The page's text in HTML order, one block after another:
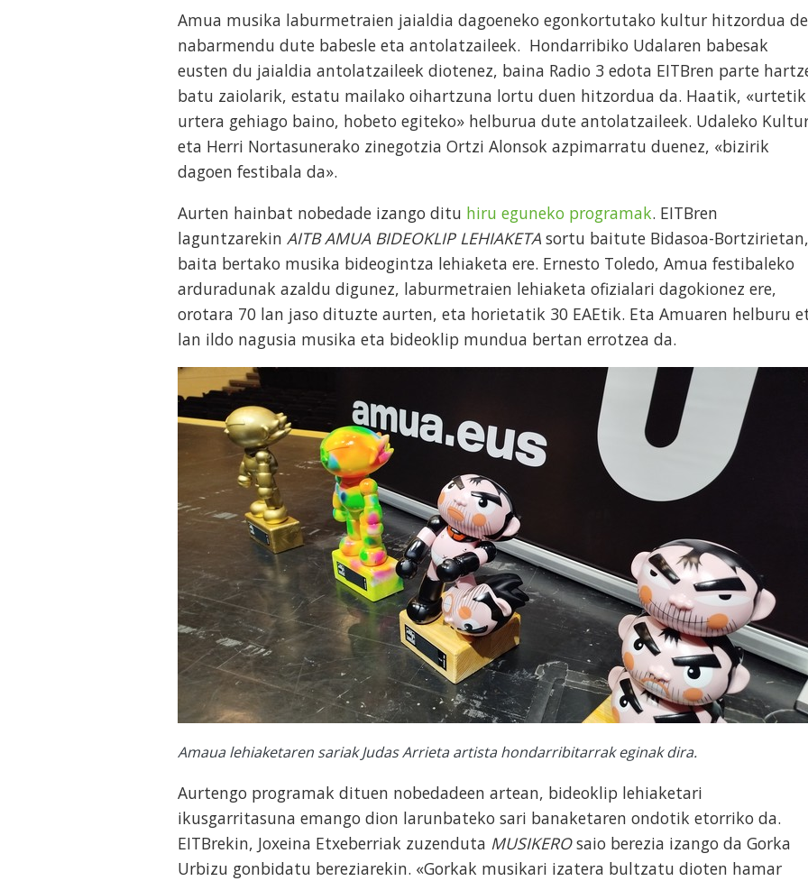
Amua musika laburmetraien jaialdia dagoeneko egonkortutako kultur hitzordua
nabarmendu dute babesle eta antolatzaileek. Hondarribiko Udalaren babesak
eusten du jaialdia antolatzaileek diotenez, baina Radio 3 edota EITBren parte
batu zaiolarik, estatu mailako oihartzuna lortu duen hitzordua da. Haatik, «urtetik
urtera gehiago baino, hobeto egiteko» helburua dute antolatzaileek. Udaleko
eta Herri Nortasunerako zinegotzia Ortzi Alonsok azpimarratu duenez, «bizirik
dagoen festibala da».
Aurten hainbat nobedade izango ditu hiru eguneko programak. EITBren
laguntzarekin AITB AMUA BIDEOKLIP LEHIAKETA sortu baitute Bidasoa-Bortzirietan,
baita bertako musika bideogintza lehiaketa ere. Ernesto Toledo, Amua festibaleko
arduradunak azaldu digunez, laburmetraien lehiaketa ofizialari dagokionez ere,
orotara 70 lan jaso dituzte aurten, eta horietatik 30 EAEtik. Eta Amuaren helburu
lan ildo nagusia musika eta bideoklip mundua bertan errotzea da.
Amaua lehiaketaren sariak Judas Arrieta artista hondarribitarrak eginak dira.
Aurtengo programak dituen nobedadeen artean, bideoklip lehiaketari
ikusgarritasuna emango dion larunbateko sari banaketaren ondotik etorriko da.
EITBrekin, Joxeina Etxeberriak zuzenduta MUSIKEROsaio berezia izango da Gorka
Urbizu gonbidatu bereziarekin. «Gorkak musikari izatera bultzatu dioten hamar